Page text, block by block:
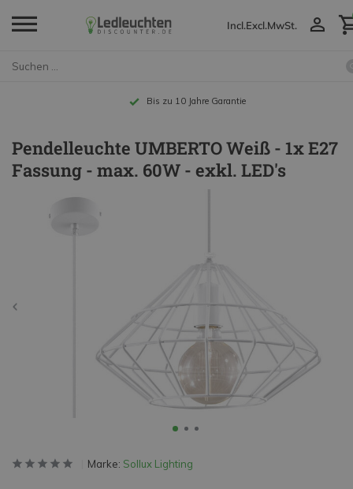
Incl.Excl.MwSt.
Bis zu 10 Jahre Garantie
Pendelleuchte UMBERTO Weiß - 1x E27
Fassung - max. 60W - exkl. LED's
Marke: Sollux Lighting